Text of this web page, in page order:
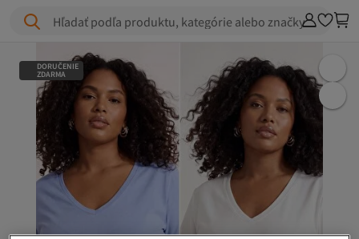
Hľadať podľa produktu, kategórie alebo značky
DORUČENIE
ZDARMA